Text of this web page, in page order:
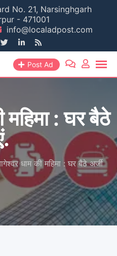
No. 21, Narsinghgarh
- 471001
info@localadpost.com
Post Ad
महिमा : घर बैठे
धाम की महिमा : घर बैठे अर्जी